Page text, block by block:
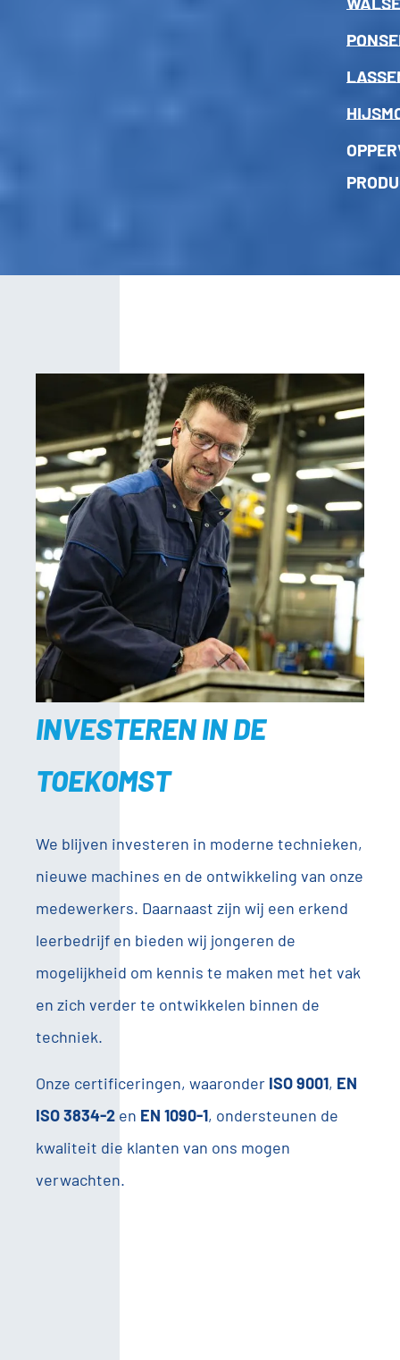
INVESTEREN IN DE
TOEKOMST
We blijven investeren in moderne technieken,
nieuwe machines en de ontwikkeling van onze
medewerkers. Daarnaast zijn wij een erkend
leerbedrijf en bieden wij jongeren de
mogelijkheid om kennis te maken met het vak
en zich verder te ontwikkelen binnen de
techniek.
Onze certificeringen, waaronder ISO 9001, EN
ISO 3834-2 en EN 1090-1, ondersteunen de
kwaliteit die klanten van ons mogen
verwachten.